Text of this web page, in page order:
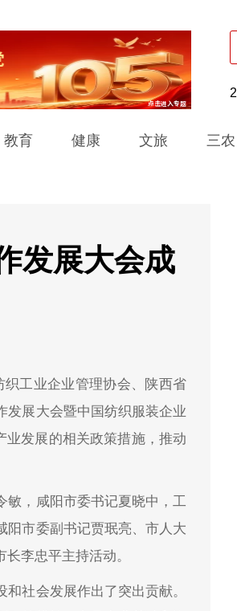
教育 健康 文旅 三农
发展大会成
工业企业管理协会、陕西省
发展大会暨中国纺织服装企业
业发展的相关政策措施，推动
敏，咸阳市委书记夏晓中，工
阳市委副书记贾珉亮、市人大
李忠平主持活动。
社会发展作出了突出贡献。